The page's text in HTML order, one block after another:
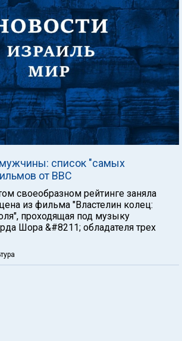
список "самых
от ВВС
своеобразном рейтинге заняла
из фильма "Властелин колец:
проходящая под музыку
Шора &#8211; обладателя трех